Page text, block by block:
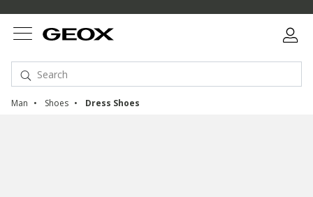
Man Shoes Dress Shoes